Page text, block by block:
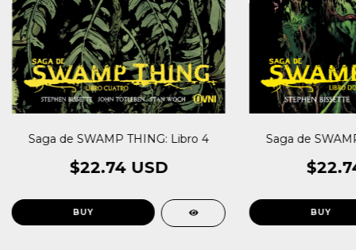
Saga de SWAMP THING: Libro 4
$22.74 USD
Saga de